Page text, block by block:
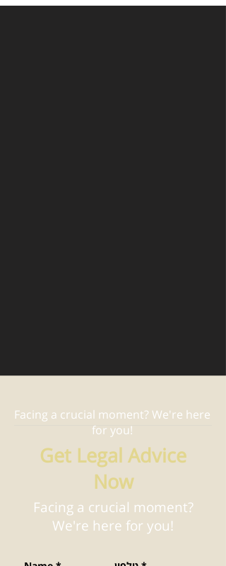
Facing a crucial moment? We're here
for you!
Get Legal Advice
Now
Facing a crucial moment?
We're here for you!